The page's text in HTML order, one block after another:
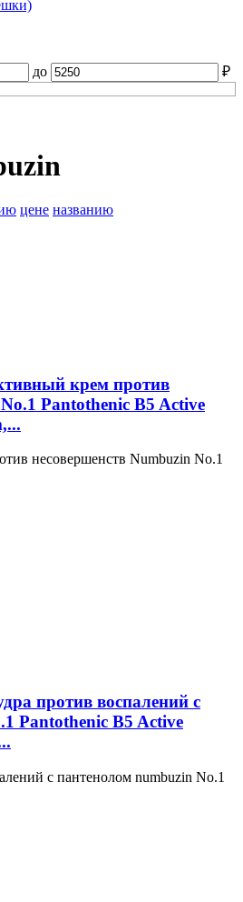
до ₽
цене названию
крем против
Pantothenic B5 Active
несовершенств Numbuzin No.1
против воспалений с
Pantothenic B5 Active
с пантенолом numbuzin No.1